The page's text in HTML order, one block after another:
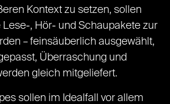
Kontext zu setzen, sollen
, Hör- und Schaupakete zur
– feinsäuberlich ausgewählt,
Überraschung und
gleich mitgeliefert.
sollen im Idealfall vor allem